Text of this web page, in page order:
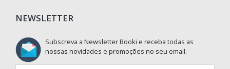
NEWSLETTER
Subscreva a Newsletter Booki e receba todas as
nossas novidades e promoções no seu email.